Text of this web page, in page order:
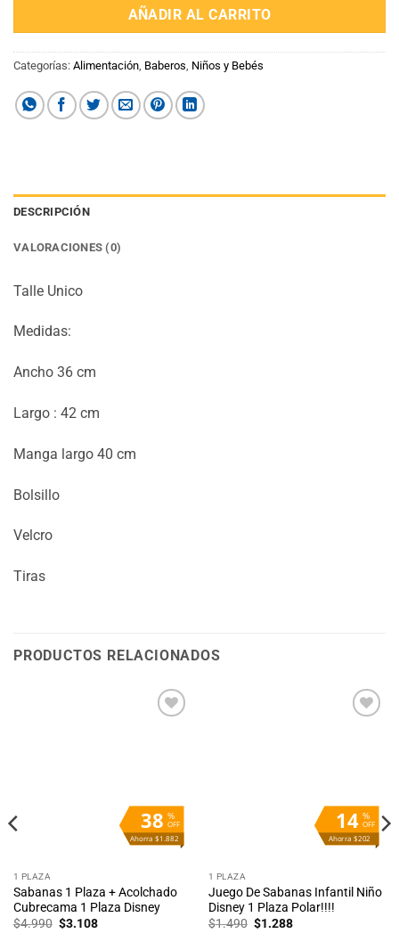
AÑADIR AL CARRITO
Categorías: Alimentación Baberos Niños y Bebés
DESCRIPCIÓN
VALORACIONES (0)
Talle Unico
Medidas:
Ancho 36 cm
Largo : 42 cm
Manga largo 40 cm
Bolsillo
Velcro
Tiras
PRODUCTOS RELACIONADOS
%
OFF
38
Ahorra $1.882
1 PLAZA
Sabanas 1 Plaza + Acolchado
Cubrecama 1 Plaza Disney
$4.990 El
$3.108El
%
OFF
14
Ahorra $202
1 PLAZA
Juego De Sabanas Infantil Niño
Disney 1 Plaza Polar!!!!
$1.490 El
$1.288El